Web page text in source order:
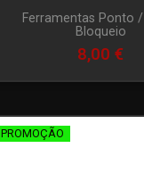
Ferramentas Ponto
Bloqueio
8,00 €
PROMOÇÃO